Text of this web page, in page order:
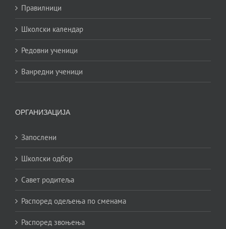
Правилници
Школски календар
Редовни ученици
Ванредни ученици
ОРГАНИЗАЦИЈА
Запослени
Школски одбор
Савет родитеља
Распоред одељења по сменама
Распоред звоњења